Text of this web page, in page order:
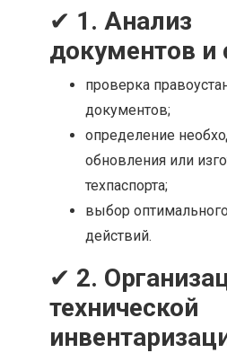
✔ 1. Анализ
документов и
проверка
документов;
определение
обновления или
техпаспорта;
выбор
действий.
✔ 2.
технической